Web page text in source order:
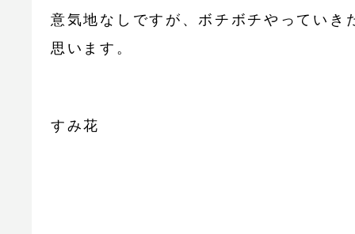
意気地なしですが、ボチボチやっていき
思います。
すみ花